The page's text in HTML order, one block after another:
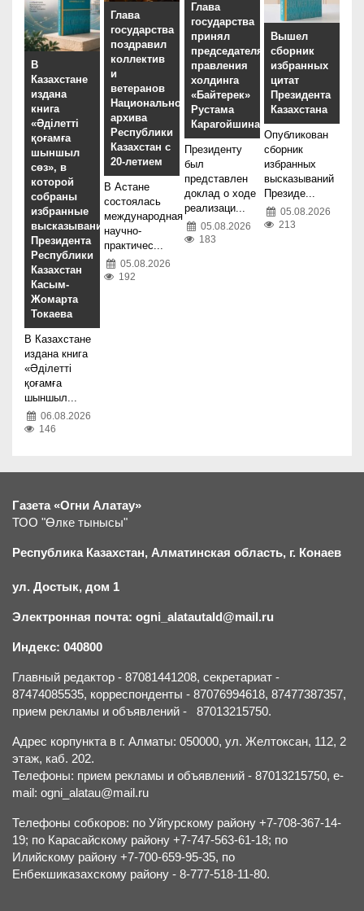
В
Казахстане
издана
книга
«Әділетті
қоғамға
шыншыл
сөз», в
которой
собраны
избранные
высказывания
Президента
Республики
Казахстан
Касым-
Жомарта
Токаева
В Казахстане
издана книга
«Әділетті
қоғамға
шыншыл...
06.08.2026
146
Глава
государства
поздравил
коллектив
и
ветеранов
Национального
архива
Республики
Казахстан с
20-летием
В Астане
состоялась
международная
научно-
практичес...
05.08.2026
192
Глава
государства
принял
председателя
правления
холдинга
«Байтерек»
Рустама
Карагойшина
Президенту
был
представлен
доклад о ходе
реализаци...
05.08.2026
183
Вышел
сборник
избранных
цитат
Президента
Казахстана
Опубликован
сборник
избранных
высказываний
Президе...
05.08.2026
213
Газета «Огни Алатау»
ТОО "Өлке тынысы"
Республика Казахстан, Алматинская область, г. Конаев
ул. Достык, дом 1
Электронная почта: ogni_alatautald@mail.ru
Индекс: 040800
Главный редактор - 87081441208, секретариат -
87474085535, корреспонденты - 87076994618, 87477387357,
прием рекламы и объявлений - 87013215750.
Адрес корпункта в г. Алматы: 050000, ул. Желтоксан, 112, 2
этаж, каб. 202.
Телефоны: прием рекламы и объявлений - 87013215750, e-
mail: ogni_alatau@mail.ru
Телефоны собкоров: по Уйгурскому району +7-708-367-14-
19; по Карасайскому району +7-747-563-61-18; по
Илийскому району +7-700-659-95-35, по
Енбекшиказахскому району - 8-777-518-11-80.